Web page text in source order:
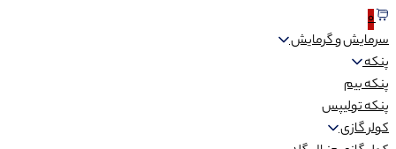
0
سرمایش و گرمایش
پنکه
پنکه بیم
پنکه تولیپس
کولر گازی